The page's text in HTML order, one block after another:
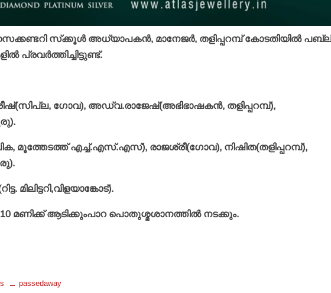
സ്‌ക്കൂള്‍ അധ്യാപകന്‍, മാനേജര്‍, തളിപ്പറമ്പ് കോടതിയില്‍
പ്രവര്‍ത്തിച്ചിട്ടുണ്ട്.
ഗോവ), അഡ്വ.രാജേഷ്(അഭിഭാഷകന്‍, തളിപ്പറമ്പ്),
മൂത്തേടത്ത് എച്ച്.എസ്.എസ്), രാജശ്രീ(ഗോവ), നിഷിത(തളിപ്പറമ്പ്),
മണിക്ക് ആടിക്കുംപാറ പൊതുശ്മശാനത്തില്‍ നടക്കും.
passedaway